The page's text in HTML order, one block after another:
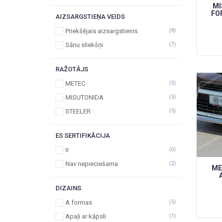
AIZSARGSTIEŅA VEIDS
Priekšējais aizsargstienis
(8)
Sānu sliekšņi (7)
RAŽOTĀJS
METEC
(5)
MISUTONIDA (5)
STEELER (5)
ES SERTIFIKĀCIJA
Ir
(6)
Nav nepieciešama (2)
DIZAINS
A formas
(5)
Apaļi ar kāpsli (1)